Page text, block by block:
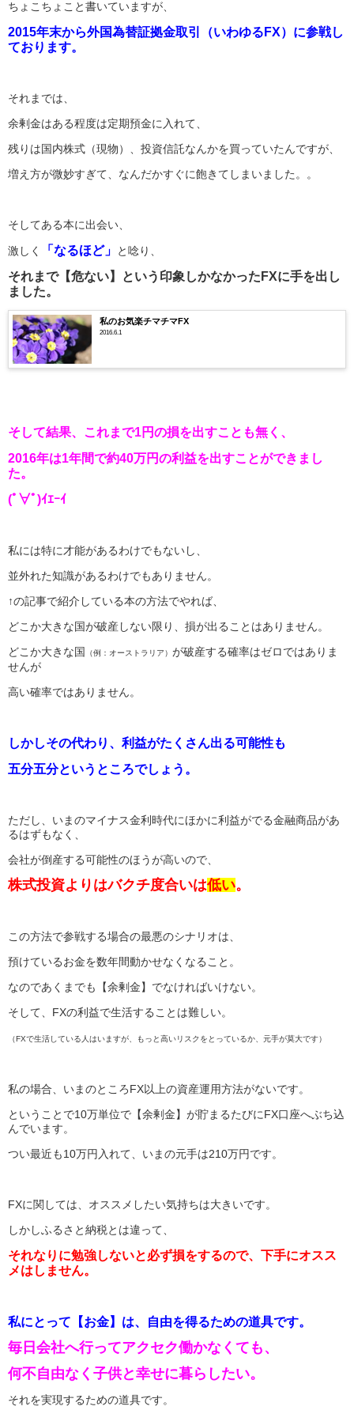
ちょこちょこと書いていますが、
2015年末から外国為替証拠金取引（いわゆるFX）に参戦し
ております。
それまでは、
余剰金はある程度は定期預金に入れて、
残りは国内株式（現物）、投資信託なんかを買っていたんですが、
増え方が微妙すぎて、なんだかすぐに飽きてしまいました。。
そしてある本に出会い、
激しく 「なるほど」 と唸り、
それまで【危ない】という印象しかなかったFXに手を出し
ました。
私のお気楽チマチマFX
2016.6.1
そして結果、これまで1円の損を出すことも無く、
2016年は1年間で約40万円の利益を出すことができまし
た。
(ﾟ∀ﾟ)ｲｴｰｲ
私には特に才能があるわけでもないし、
並外れた知識があるわけでもありません。
↑の記事で紹介している本の方法でやれば、
どこか大きな国が破産しない限り、損が出ることはありません。
どこか大きな国 （例：オーストラリア） が破産する確率はゼロではありま
せんが
高い確率ではありません。
しかしその代わり、利益がたくさん出る可能性も
五分五分というところでしょう。
ただし、いまのマイナス金利時代にほかに利益がでる金融商品があ
るはずもなく、
会社が倒産する可能性のほうが高いので、
株式投資よりはバクチ度合いは低い。
この方法で参戦する場合の最悪のシナリオは、
預けているお金を数年間動かせなくなること。
なのであくまでも【余剰金】でなければいけない。
そして、FXの利益で生活することは難しい。
（FXで生活している人はいますが、もっと高いリスクをとっているか、元手が莫大です）
私の場合、いまのところFX以上の資産運用方法がないです。
ということで10万単位で【余剰金】が貯まるたびにFX口座へぶち込
んでいます。
つい最近も10万円入れて、いまの元手は210万円です。
FXに関しては、オススメしたい気持ちは大きいです。
しかしふるさと納税とは違って、
それなりに勉強しないと必ず損をするので、下手にオスス
メはしません。
私にとって【お金】は、自由を得るための道具です。
毎日会社へ行ってアクセク働かなくても、
何不自由なく子供と幸せに暮らしたい。
それを実現するための道具です。